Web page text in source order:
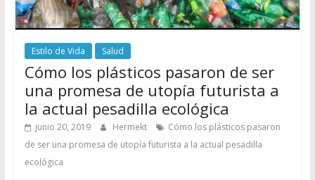
Estilo de Vida Salud
Cómo los plásticos pasaron de ser
una promesa de utopía futurista a
la actual pesadilla ecológica
junio 20, 2019 Hermekt
Cómo los plásticos pasaron
de ser una promesa de utopía futurista a la actual pesadilla
ecológica